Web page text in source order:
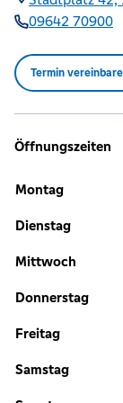
09642 70900
Termin
Öffnungszeiten
Montag
Dienstag
Mittwoch
Donnerstag
Freitag
Samstag